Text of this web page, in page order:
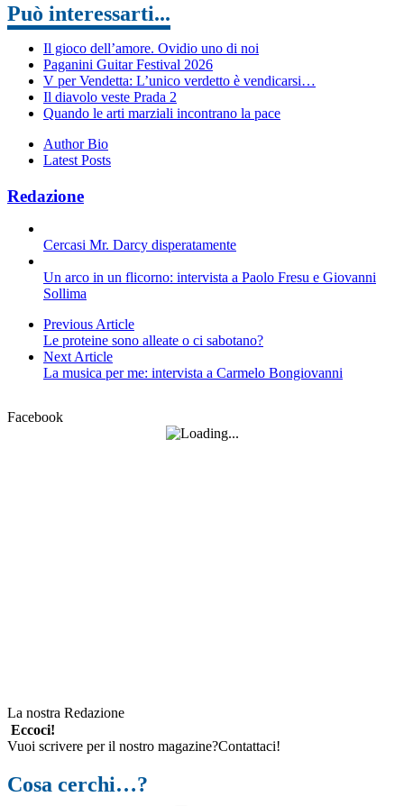
Può interessarti...
Il gioco dell’amore. Ovidio uno di noi
Paganini Guitar Festival 2026
V per Vendetta: L’unico verdetto è vendicarsi…
Il diavolo veste Prada 2
Quando le arti marziali incontrano la pace
Author Bio
Latest Posts
Redazione
Cercasi Mr. Darcy disperatamente
Un arco in un flicorno: intervista a Paolo Fresu e Giovanni
Sollima
Previous Article
Le proteine sono alleate o ci sabotano?
Next Article
La musica per me: intervista a Carmelo Bongiovanni
Facebook
La nostra Redazione
Eccoci!
Vuoi scrivere per il nostro magazine?Contattaci!
Cosa cerchi…?